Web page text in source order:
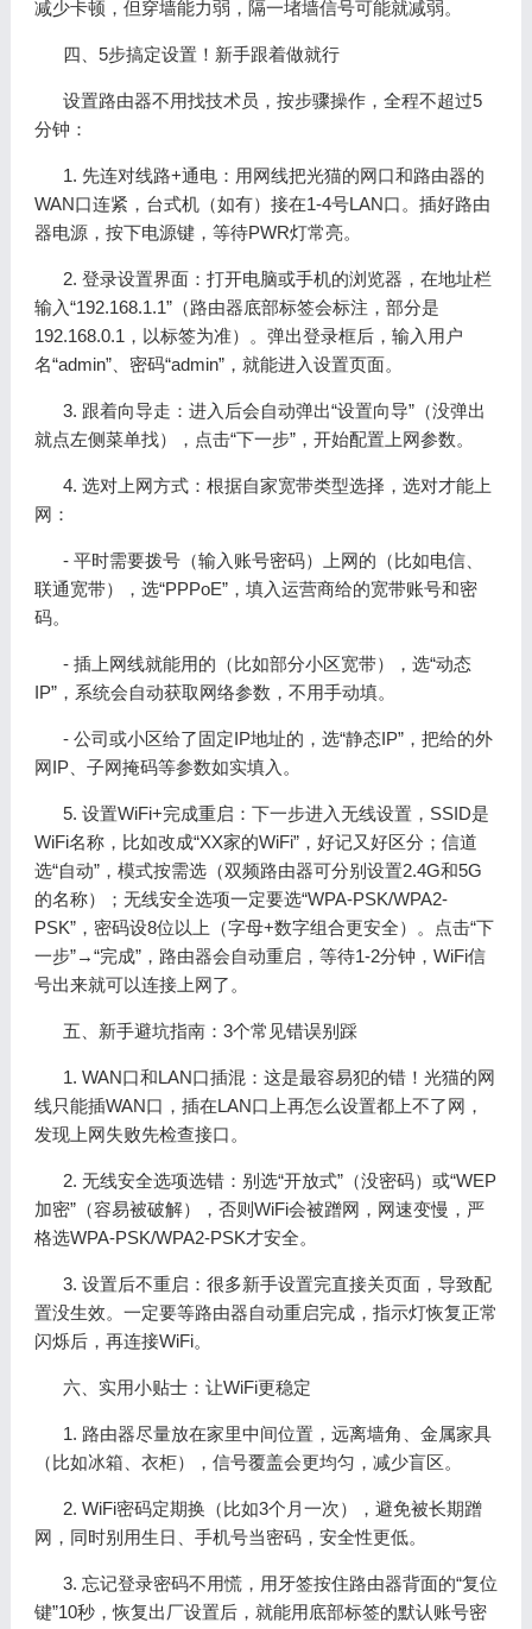
减少卡顿，但穿墙能力弱，隔一堵墙信号可能就减弱。
四、5步搞定设置！新手跟着做就行
设置路由器不用找技术员，按步骤操作，全程不超过5
分钟：
1. 先连对线路+通电：用网线把光猫的网口和路由器的
WAN口连紧，台式机（如有）接在1-4号LAN口。插好路由
器电源，按下电源键，等待PWR灯常亮。
2. 登录设置界面：打开电脑或手机的浏览器，在地址栏
输入“192.168.1.1”（路由器底部标签会标注，部分是
192.168.0.1，以标签为准）。弹出登录框后，输入用户
名“admin”、密码“admin”，就能进入设置页面。
3. 跟着向导走：进入后会自动弹出“设置向导”（没弹出
就点左侧菜单找），点击“下一步”，开始配置上网参数。
4. 选对上网方式：根据自家宽带类型选择，选对才能上
网：
- 平时需要拨号（输入账号密码）上网的（比如电信、
联通宽带），选“PPPoE”，填入运营商给的宽带账号和密
码。
- 插上网线就能用的（比如部分小区宽带），选“动态
IP”，系统会自动获取网络参数，不用手动填。
- 公司或小区给了固定IP地址的，选“静态IP”，把给的外
网IP、子网掩码等参数如实填入。
5. 设置WiFi+完成重启：下一步进入无线设置，SSID是
WiFi名称，比如改成“XX家的WiFi”，好记又好区分；信道
选“自动”，模式按需选（双频路由器可分别设置2.4G和5G
的名称）；无线安全选项一定要选“WPA-PSK/WPA2-
PSK”，密码设8位以上（字母+数字组合更安全）。点击“下
一步”→“完成”，路由器会自动重启，等待1-2分钟，WiFi信
号出来就可以连接上网了。
五、新手避坑指南：3个常见错误别踩
1. WAN口和LAN口插混：这是最容易犯的错！光猫的网
线只能插WAN口，插在LAN口上再怎么设置都上不了网，
发现上网失败先检查接口。
2. 无线安全选项选错：别选“开放式”（没密码）或“WEP
加密”（容易被破解），否则WiFi会被蹭网，网速变慢，严
格选WPA-PSK/WPA2-PSK才安全。
3. 设置后不重启：很多新手设置完直接关页面，导致配
置没生效。一定要等路由器自动重启完成，指示灯恢复正常
闪烁后，再连接WiFi。
六、实用小贴士：让WiFi更稳定
1. 路由器尽量放在家里中间位置，远离墙角、金属家具
（比如冰箱、衣柜），信号覆盖会更均匀，减少盲区。
2. WiFi密码定期换（比如3个月一次），避免被长期蹭
网，同时别用生日、手机号当密码，安全性更低。
3. 忘记登录密码不用慌，用牙签按住路由器背面的“复位
键”10秒，恢复出厂设置后，就能用底部标签的默认账号密